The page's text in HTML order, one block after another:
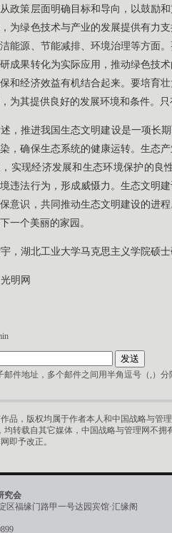
政策层面明确目标和导向，以鼓励
为绿色技术与产业的发展提供有力
能源、节能减排、环境治理等方面
成果转化为实际应用，推动绿色技
和经济效益有机结合起来。要培育
为其提供良好的发展环境和条件。
，推进我国生态文明建设是一项长
，确保生态系统的健康运转。生态
实现经济发展和生态环境保护的良
违法行为，形成威慑力。生态文明
意识，共同推动生态文明建设的进
一个美丽的家园。
宇，湖北工业大学马克思主义学院硕士
明网
件地址，多个邮件之间用半角逗号（,）分
品，版权均属于作者本人和中国战略与管
均转载自其它媒体，中国战略与管理网不
即予改正。
究会
区福缘门路甲一号达园宾馆·汇缘阁